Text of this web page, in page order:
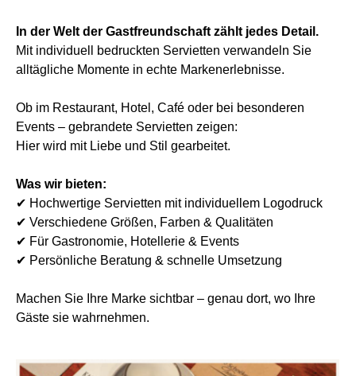
In der Welt der Gastfreundschaft zählt jedes Detail.
Mit individuell bedruckten Servietten verwandeln Sie
alltägliche Momente in echte Markenerlebnisse.
Ob im Restaurant, Hotel, Café oder bei besonderen
Events – gebrandete Servietten zeigen:
Hier wird mit Liebe und Stil gearbeitet.
Was wir bieten:
✔ Hochwertige Servietten mit individuellem Logodruck
✔ Verschiedene Größen, Farben & Qualitäten
✔ Für Gastronomie, Hotellerie & Events
✔ Persönliche Beratung & schnelle Umsetzung
Machen Sie Ihre Marke sichtbar – genau dort, wo Ihre
Gäste sie wahrnehmen.